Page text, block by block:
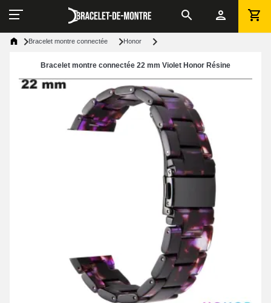
Bracelet montre connectée Honor
Bracelet montre connectée 22 mm Violet Honor Résine